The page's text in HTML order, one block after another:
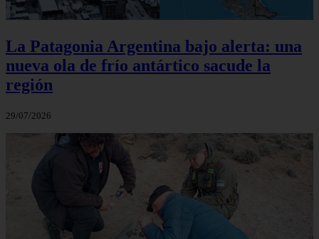
La Patagonia Argentina bajo alerta: una
nueva ola de frío antártico sacude la
región
29/07/2026